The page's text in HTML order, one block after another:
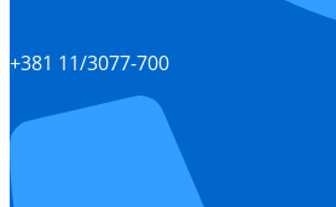
+381 11/3077-700